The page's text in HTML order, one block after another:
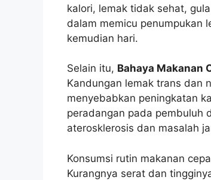
kalori, lemak tidak sehat,
dalam memicu penumpukan
kemudian hari.
Selain itu, Bahaya Makanan
Kandungan lemak trans dan
menyebabkan peningkatan
peradangan pada pembuluh
aterosklerosis dan masalah
Konsumsi rutin makanan
Kurangnya serat dan